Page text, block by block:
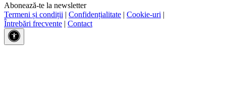
Abonează-te la newsletter
Termeni și condiții | Confidențialitate | Cookie-uri |
Întrebări frecvente | Contact